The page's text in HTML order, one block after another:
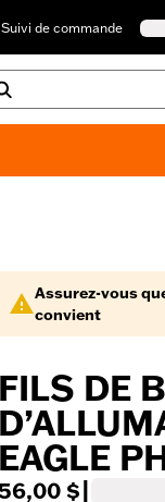
Suivi de commande
Assurez-vous
convient
DE
$